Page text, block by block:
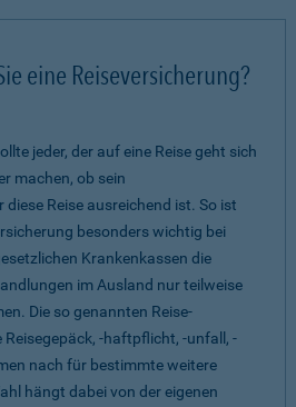
eine Reiseversicherung?
jeder, der auf eine Reise geht sich
machen, ob sein
Reise ausreichend ist. So ist
besonders wichtig bei
Krankenkassen die
im Ausland nur teilweise
Die so genannten Reise-
-haftpflicht, -unfall, -
nach für bestimmte weitere
hängt dabei von der eigenen